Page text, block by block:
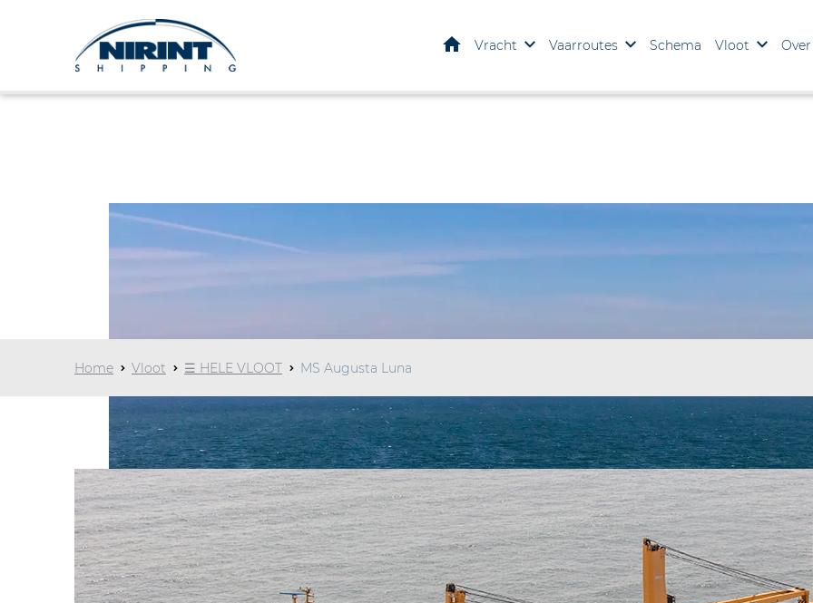
HomeVracht Vaarroutes Schema Vloot
Home Vloot ☰ HELE VLOOT MS Augusta Luna